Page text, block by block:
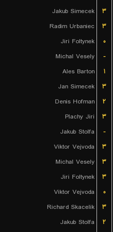
Jakub Simecek
۳
Radim Urbaniec
۳
Jiri Foltynek
۰
Michal Vesely
-
Ales Barton
۱
Jan Simecek
۳
Denis Hofman
۲
Plachy Jiri
۳
Jakub Stolfa
-
Viktor Vejvoda
۳
Michal Vesely
۳
Jiri Foltynek
۳
Viktor Vejvoda
۰
Richard Skacelik
۳
Jakub Stolfa
۲